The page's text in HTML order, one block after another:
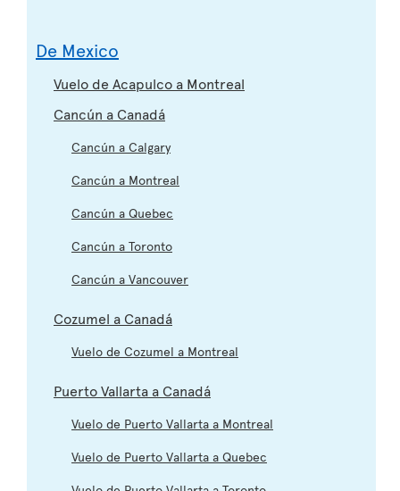
De Mexico
Vuelo de Acapulco a Montreal
Cancún a Canadá
Cancún a Calgary
Cancún a Montreal
Cancún a Quebec
Cancún a Toronto
Cancún a Vancouver
Cozumel a Canadá
Vuelo de Cozumel a Montreal
Puerto Vallarta a Canadá
Vuelo de Puerto Vallarta a Montreal
Vuelo de Puerto Vallarta a Quebec